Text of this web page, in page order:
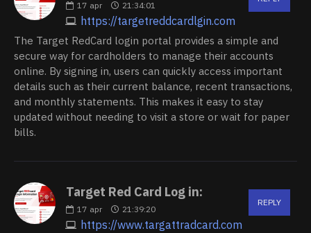
17 apr 21:34:01
https://targetreddcardlgin.com
The Target RedCard login portal provides a simple and
secure way for cardholders to manage their accounts
online. By signing in, users can quickly access important
details such as their current balance, recent transactions,
and monthly statements. This makes it easy to stay
updated without needing to visit a store or wait for paper
bills.
Target Red Card Log in:
17 apr 21:39:20
https://www.targattradcard.com
REPLY